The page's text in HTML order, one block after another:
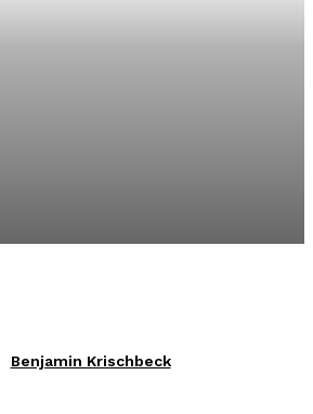
Benjamin Krischbeck